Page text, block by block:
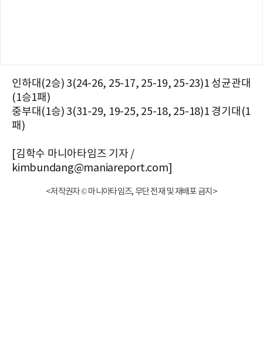
인하대(2승) 3(24-26, 25-17, 25-19, 25-23)1 성균관대
(1승1패)
중부대(1승) 3(31-29, 19-25, 25-18, 25-18)1 경기대(1
패)
[김학수 마니아타임즈 기자 /
kimbundang@maniareport.com]
<저작권자 © 마니아타임즈, 무단 전재 및 재배포 금지>